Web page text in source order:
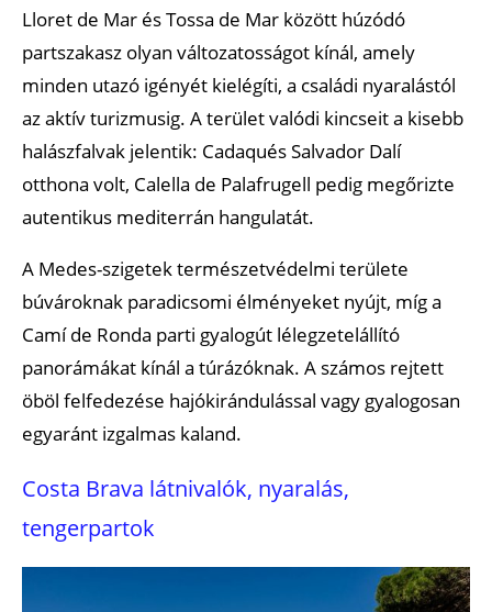
Lloret de Mar és Tossa de Mar között húzódó
partszakasz olyan változatosságot kínál, amely
minden utazó igényét kielégíti, a családi nyaralástól
az aktív turizmusig. A terület valódi kincseit a kisebb
halászfalvak jelentik: Cadaqués Salvador Dalí
otthona volt, Calella de Palafrugell pedig megőrizte
autentikus mediterrán hangulatát.
A Medes-szigetek természetvédelmi területe
búvároknak paradicsomi élményeket nyújt, míg a
Camí de Ronda parti gyalogút lélegzetelállító
panorámákat kínál a túrázóknak. A számos rejtett
öböl felfedezése hajókirándulással vagy gyalogosan
egyaránt izgalmas kaland.
Costa Brava látnivalók, nyaralás,
tengerpartok